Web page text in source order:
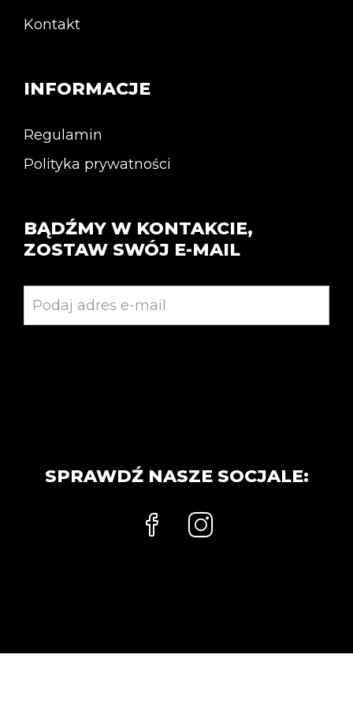
Kontakt
INFORMACJE
Regulamin
Polityka prywatności
BĄDŹMY W KONTAKCIE,
ZOSTAW SWÓJ E-MAIL
SPRAWDŹ NASZE SOCJALE: